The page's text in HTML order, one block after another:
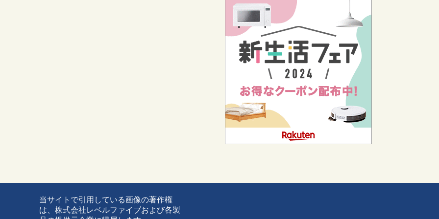
当サイトで引用している画像の著作権
は、株式会社レベルファイブおよび各製